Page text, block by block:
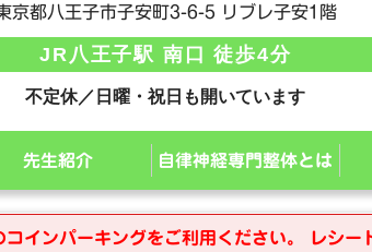
京都八王子市子安町3-6-5 リブレ子安1階
JR八王子駅 南口 徒歩4分
不定休／日曜・祝日も開いています
先生紹介 自律神経専門整体とは
インパーキングをご利用ください。 レシー